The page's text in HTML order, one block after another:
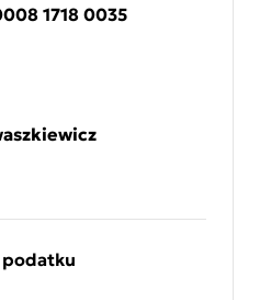
1718 0035
podatku